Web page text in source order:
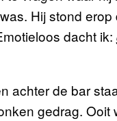
Hij stond
dacht ik:
achter de bar
gedrag.